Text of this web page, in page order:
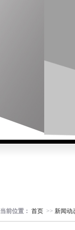
当前位置： 首页 >> 新闻动